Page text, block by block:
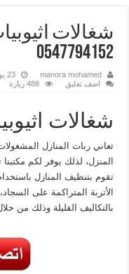
شغالات
0547794152
manora mohamed 23 يونيو، 2025
اضف تعليق
488 زيارة
شغالات
تعاني ربات المنازل
المنزل، لذلك يوفر لكم
تقوم بتنظيف المنازل
الأتربة المتراكمة على
بالتكاليف القليلة وذلك من